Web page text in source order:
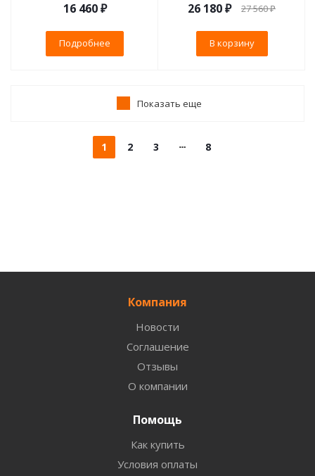
16 460 ₽
Подробнее
26 180₽ 27 560₽
В корзину
Показать еще
1 2 3 8
Компания
Новости
Соглашение
Отзывы
О компании
Помощь
Как купить
Условия оплаты